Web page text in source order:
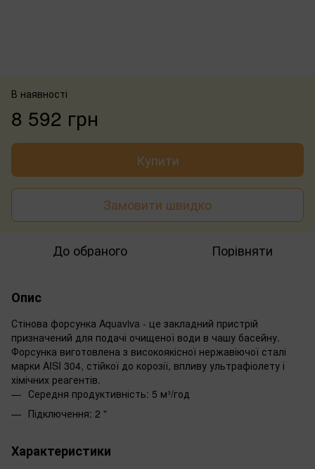
В наявності
8 592 грн
Купити
Замовити швидко
До обраного Порівняти
Опис
Стінова форсунка Aquaviva - це закладний пристрій
призначений для подачі очищеної води в чашу басейну.
Форсунка виготовлена з високоякісної нержавіючої сталі
марки AISI 304, стійкої до корозії, впливу ультрафіолету і
хімічних реагентів.
Середня продуктивність: 5 м³/год
Підключення: 2 "
Характеристики